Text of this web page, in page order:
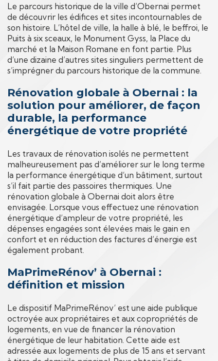
Le parcours historique de la ville d’Obernai permet
de découvrir les édifices et sites incontournables de
son histoire. L’hôtel de ville, la halle à blé, le beffroi, le
Puits à six sceaux, le Monument Gyss, la Place du
marché et la Maison Romane en font partie. Plus
d’une dizaine d’autres sites singuliers permettent de
s’imprégner du parcours historique de la commune.
Rénovation globale à Obernai : la
solution pour améliorer, de façon
durable, la performance
énergétique de votre propriété
Les travaux de rénovation isolés ne permettent
malheureusement pas d’améliorer sur le long terme
la performance énergétique d’un bâtiment, surtout
s’il fait partie des passoires thermiques. Une
rénovation globale à Obernai doit alors être
envisagée. Lorsque vous effectuez une rénovation
énergétique d’ampleur de votre propriété, les
dépenses engagées sont élevées mais le gain en
confort et en réduction des factures d’énergie est
également probant.
MaPrimeRénov’ à Obernai :
définition et mission
Le dispositif MaPrimeRénov’ est une aide publique
octroyée aux propriétaires et aux copropriétés de
logements, en vue de financer la rénovation
énergétique de leur habitation. Cette aide est
adressée aux logements de plus de 15 ans et servant